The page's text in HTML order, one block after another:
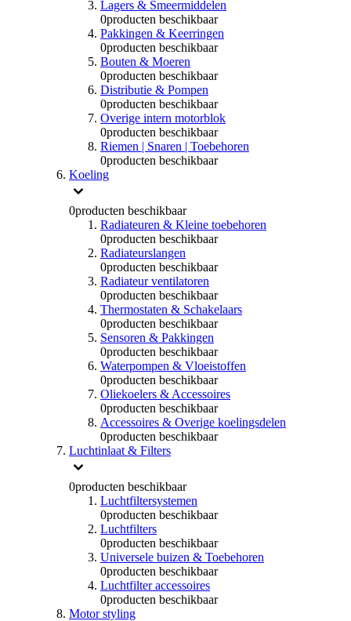
Lagers & Smeermiddelen
0producten beschikbaar
Pakkingen & Keerringen
0producten beschikbaar
Bouten & Moeren
0producten beschikbaar
Distributie & Pompen
0producten beschikbaar
Overige intern motorblok
0producten beschikbaar
Riemen | Snaren | Toebehoren
0producten beschikbaar
Koeling
0producten beschikbaar
Radiateuren & Kleine toebehoren
0producten beschikbaar
Radiateurslangen
0producten beschikbaar
Radiateur ventilatoren
0producten beschikbaar
Thermostaten & Schakelaars
0producten beschikbaar
Sensoren & Pakkingen
0producten beschikbaar
Waterpompen & Vloeistoffen
0producten beschikbaar
Oliekoelers & Accessoires
0producten beschikbaar
Accessoires & Overige koelingsdelen
0producten beschikbaar
Luchtinlaat & Filters
0producten beschikbaar
Luchtfiltersystemen
0producten beschikbaar
Luchtfilters
0producten beschikbaar
Universele buizen & Toebehoren
0producten beschikbaar
Luchtfilter accessoires
0producten beschikbaar
Motor styling